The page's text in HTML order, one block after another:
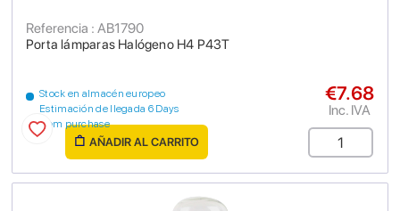
Porta lámparas Halógeno H4 P43T
Referencia : AB1790
Stock en almacén europeo
Estimación de llegada 6 Days
from purchase
€7.68
Inc. IVA
AÑADIR AL CARRITO